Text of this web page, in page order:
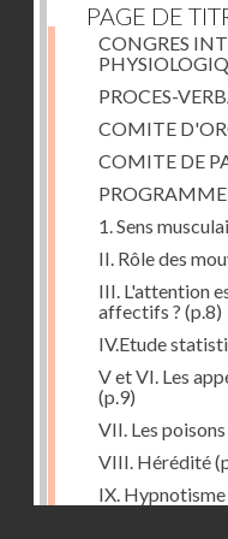
PAGE DE
CONGRES
PROCES-
COMITE
COMITE DE
1. Sens
II. Rôle des
III. L'attention
affectifs ? (p.8)
IV.Etude
V et VI. Les
(p.9)
VII. Les
VIII. Hérédité
IX. Hypnotisme